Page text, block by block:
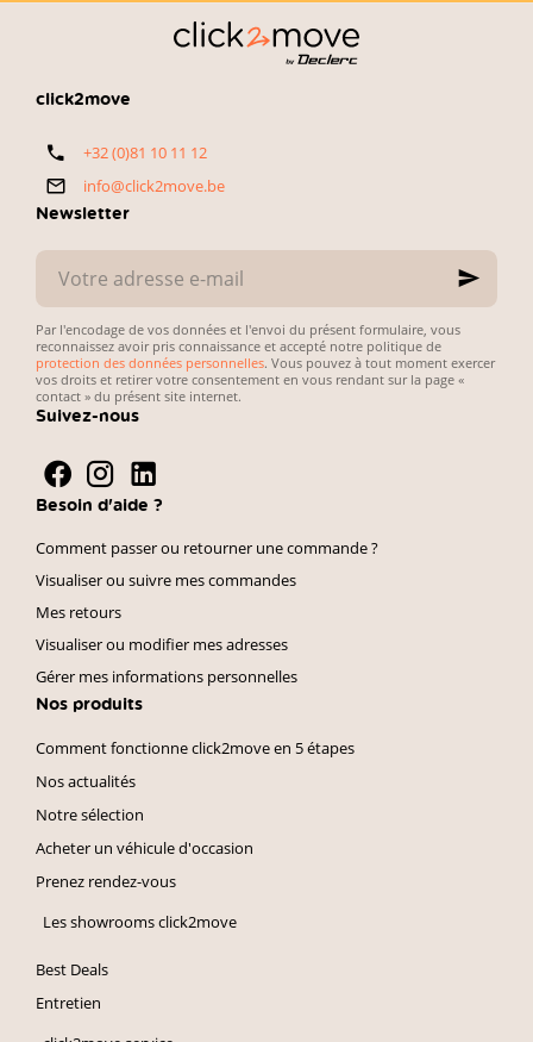
exactement
ce que
recherchent
directe et
d’occasion.
budget,
simplicité des
démarches
Newsletter
Votre
adresse
e-
mail
Par l'encodage de vos données et l'envoi du présent formulaire, vous
reconnaissez avoir pris connaissance et accepté notre politique de
protection des données personnelles. Vous pouvez à tout moment exercer
vos droits et retirer votre consentement en vous rendant sur la page «
contact » du présent site internet.
click2move
+32 (0)81 10 11 12
info@click2move.be
Suivez-nous
Besoin d'aide ?
Comment passer ou retourner une commande ?
Visualiser ou suivre mes commandes
Mes retours
Visualiser ou modifier mes adresses
Gérer mes informations personnelles
Nos produits
Comment fonctionne click2move en 5 étapes
Nos actualités
Notre sélection
Acheter un véhicule d'occasion
Prenez rendez-vous
Les showrooms click2move
Best Deals
Entretien